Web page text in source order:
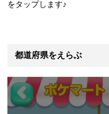
をタップします♪
都道府県をえらぶ